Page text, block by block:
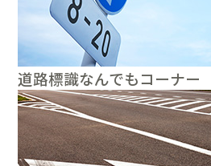
道路標識なんでもコーナー